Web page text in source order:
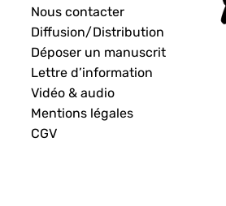
Nous contacter
Diffusion/Distribution
Déposer un manuscrit
Lettre d’information
Vidéo & audio
Mentions légales
CGV